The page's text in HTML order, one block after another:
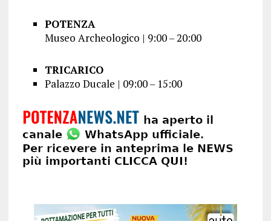
POTENZA
Museo Archeologico | 9:00 – 20:00
TRICARICO
Palazzo Ducale | 09:00 – 15:00